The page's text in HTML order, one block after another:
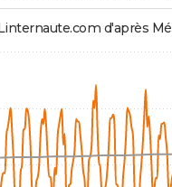
d'après